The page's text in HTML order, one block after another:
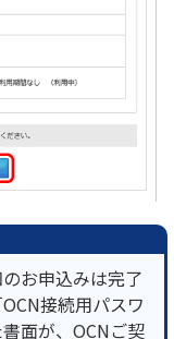
お申込みは完了
接続用パスワ
面が、OCNご契